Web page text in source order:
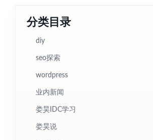
分类目录
diy
seo探索
wordpress
业内新闻
娄昊IDC学习
娄昊说